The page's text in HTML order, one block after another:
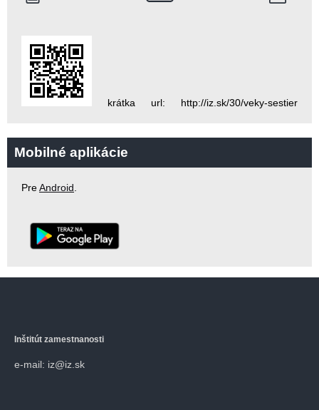
krátka url: http://iz.sk/30/veky-sestier
Mobilné aplikácie
PreAndroid
Inštitút zamestnanosti
e-mail: iz@iz.sk